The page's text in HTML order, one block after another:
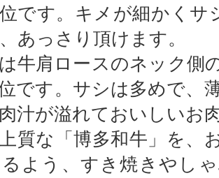
です。キメが細かくサ
あっさり頂けます。
牛肩ロースのネック側
です。サシは多めで、
汁が溢れておいしいお
質な「博多和牛」を、
よう、すき焼きやし